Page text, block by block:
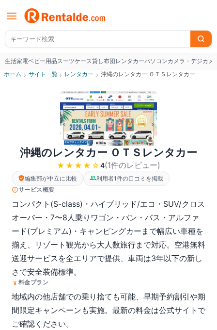
生活家電ベビー用品スーツケース貸し布団レンタカーパソコンカメラ・デジカメ
ホーム › サイト一覧 › レンタカー › 沖縄のレンタカー ＯＴＳレンタカー
沖縄のレンタカー ＯＴＳレンタカー
★★★★ ☆4(1件のレビュー)
編集部が中立に比較
利用者1件の口コミを掲載
サービス概要
コンパクト(S-class)・ハイブリッド/エコ・SUV/クロス
オーバー・7〜8人乗りワゴン・バン・バス・アルファ
ード(プレミアム)・キャンピングカーまで幅広い車種を
揃え、リゾート観光から大人数旅行まで対応。空港無料
送迎サービスを全エリアで提供、車両は3年以下の新し
さで安全装備標準。
料金プラン
地域内の他店舗での乗り捨ても可能、早期予約割引や期
間限定キャンペーンも実施。最新の料金は公式サイトで
ご確認ください。